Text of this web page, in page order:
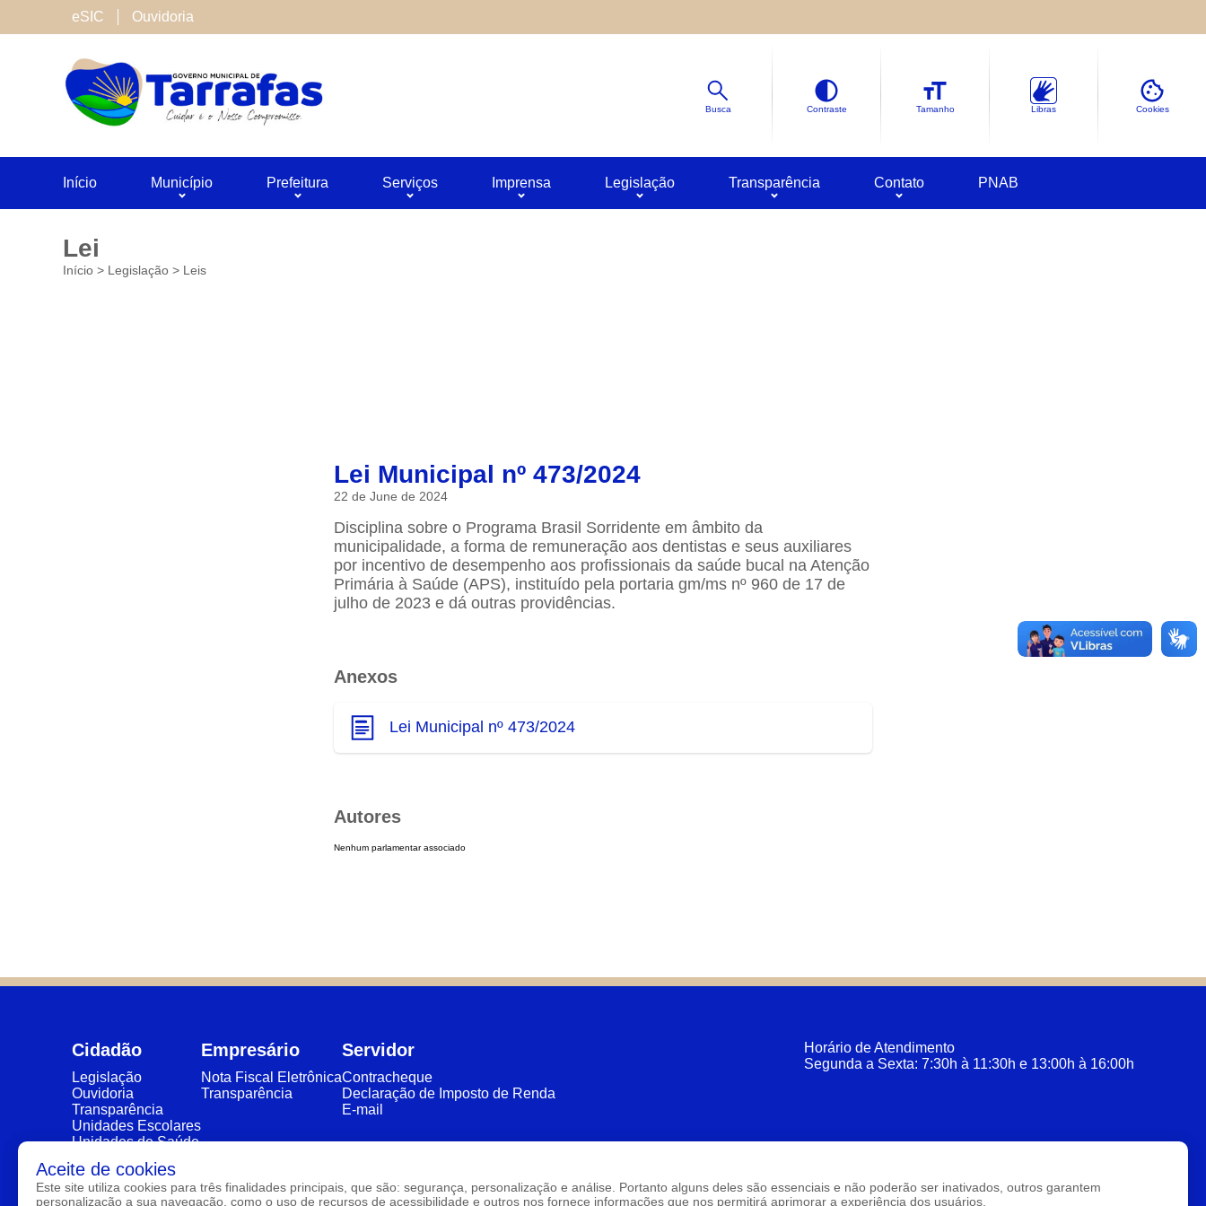
eSIC Ouvidoria
Busca Contraste Tamanho Libras Cookies
Início Município Prefeitura Serviços Imprensa Legislação Transparência Contato PNAB
Lei
Início > Legislação > Leis
Lei Municipal nº 473/2024
22 de June de 2024
Disciplina sobre o Programa Brasil Sorridente em âmbito da
municipalidade, a forma de remuneração aos dentistas e seus auxiliares
por incentivo de desempenho aos profissionais da saúde bucal na Atenção
Primária à Saúde (APS), instituído pela portaria gm/ms nº 960 de 17 de
julho de 2023 e dá outras providências.
Anexos
Lei Municipal nº 473/2024
Autores
Nenhum parlamentar associado
Cidadão
Legislação
Ouvidoria
Transparência
Unidades Escolares
Unidades de Saúde
Empresário
Nota Fiscal Eletrônica
Transparência
Servidor
Contracheque
Declaração de Imposto de Renda
E-mail
Horário de Atendimento
Segunda a Sexta: 7:30h à 11:30h e 13:00h à 16:00h
Padrão
Aceite de cookies
Este site utiliza cookies para três finalidades principais, que são: segurança, personalização e análise. Portanto alguns deles são essenciais e não poderão ser inativados, outros garantem
personalização a sua navegação, como o uso de recursos de acessibilidade e outros nos fornece informações que nos permitirá aprimorar a experiência dos usuários.
Cookies de terceiros
São cookies inseridos por serviços associados ao site oferecido por outras empresas e que não temos controle sobre as informações coletadas.
Salvar